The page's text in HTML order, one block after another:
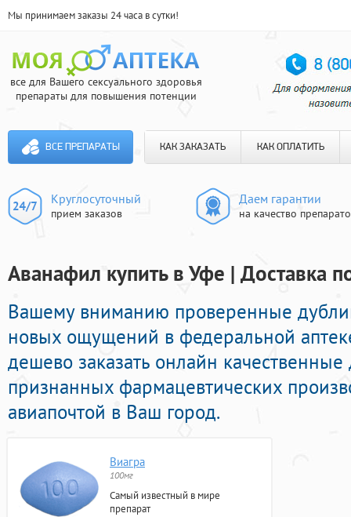
Мы принимаем заказы 24 часа в сутки!
все для Вашего сексуального здоровья
препараты для повышения потенции
ВСЕ ПРЕПАРАТЫ КАК ЗАКАЗАТЬ КАК ОПЛАТИТЬ
Круглосуточный
прием заказов
Даем гарантии
на качество
Аванафил купить в Уфе | Доставка
Вашему вниманию проверенные
новых ощущений в федеральной
дешево заказать онлайн
признанных фармацевтических
авиапочтой в Ваш город.
Виагра
100мг
Самый известный в мире
препарат